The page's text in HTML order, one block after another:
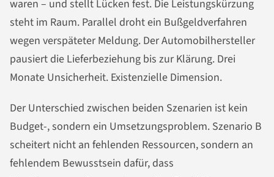
waren – und stellt Lücken fest. Die Leistungskürzung
steht im Raum. Parallel droht ein Bußgeldverfahren
wegen verspäteter Meldung. Der Automobilhersteller
pausiert die Lieferbeziehung bis zur Klärung. Drei
Monate Unsicherheit. Existenzielle Dimension.
Der Unterschied zwischen beiden Szenarien ist kein
Budget-, sondern ein Umsetzungsproblem. Szenario B
scheitert nicht an fehlenden Ressourcen, sondern an
fehlendem Bewusstsein dafür, dass